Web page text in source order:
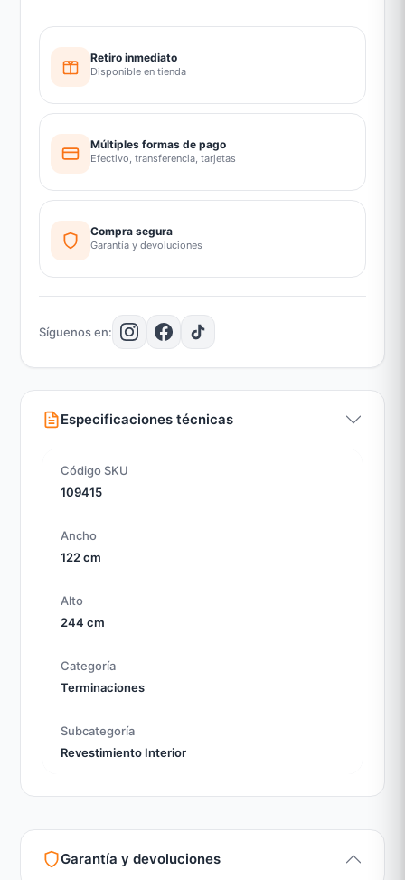
Especificaciones técnicas
Código SKU
109415
Ancho
122 cm
Alto
244 cm
Categoría
Terminaciones
Subcategoría
Revestimiento Interior
Garantía y devoluciones
Retiro inmediato
Disponible en tienda
Múltiples formas de pago
Efectivo, transferencia, tarjetas
Compra segura
Garantía y devoluciones
Síguenos en: